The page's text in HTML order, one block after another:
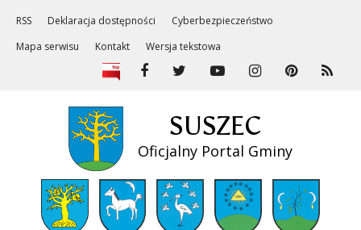
RSS Deklaracja dostępności
Cyberbezpieczeństwo
Mapa serwisu
Kontakt Wersja tekstowa
SUSZEC
Oficjalny Portal Gminy